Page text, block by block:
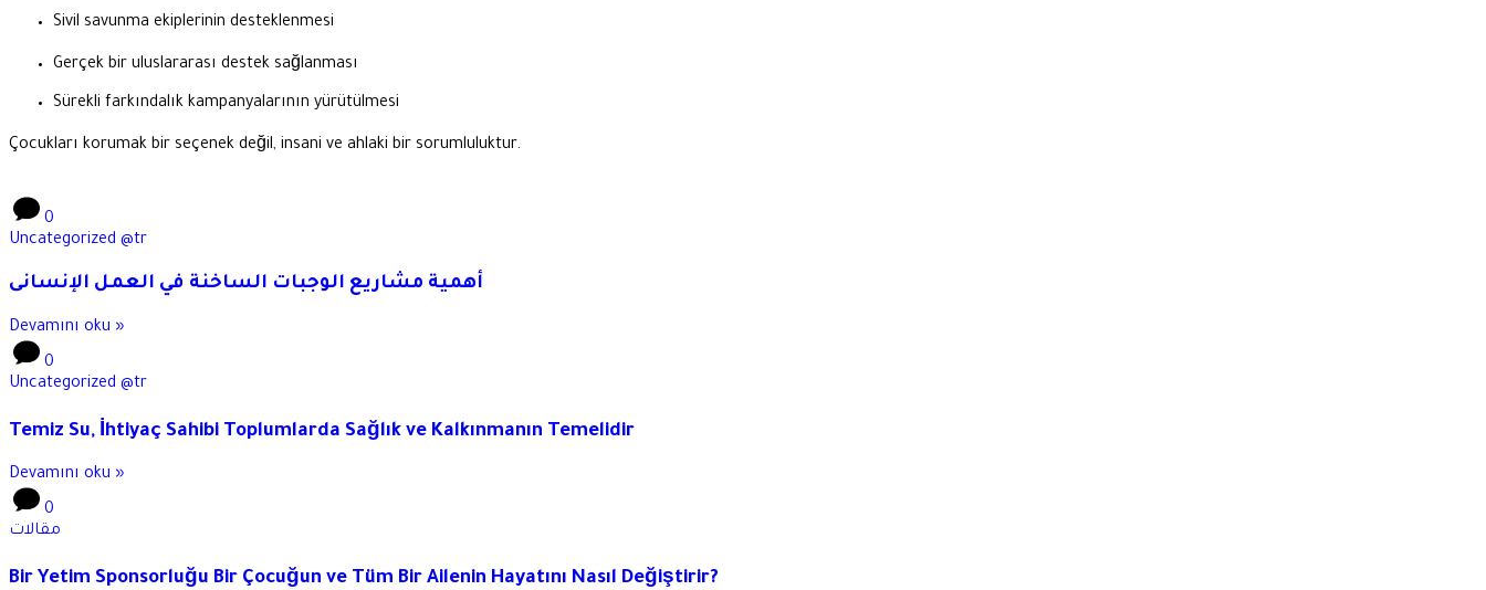
Sivil savunma ekiplerinin desteklenmesi
Gerçek bir uluslararası destek sağlanması
Sürekli farkındalık kampanyalarının yürütülmesi
Çocukları korumak bir seçenek değil, insani ve ahlaki bir sorumluluktur.
0
Uncategorized @tr
أهمية مشاريع الوجبات الساخنة في العمل الإنسانى
Devamını oku »
0
Uncategorized @tr
Temiz Su, İhtiyaç Sahibi Toplumlarda Sağlık ve Kalkınmanın Temelidir
Devamını oku »
0
مقالات
Bir Yetim Sponsorluğu Bir Çocuğun ve Tüm Bir Ailenin Hayatını Nasıl Değiştirir?